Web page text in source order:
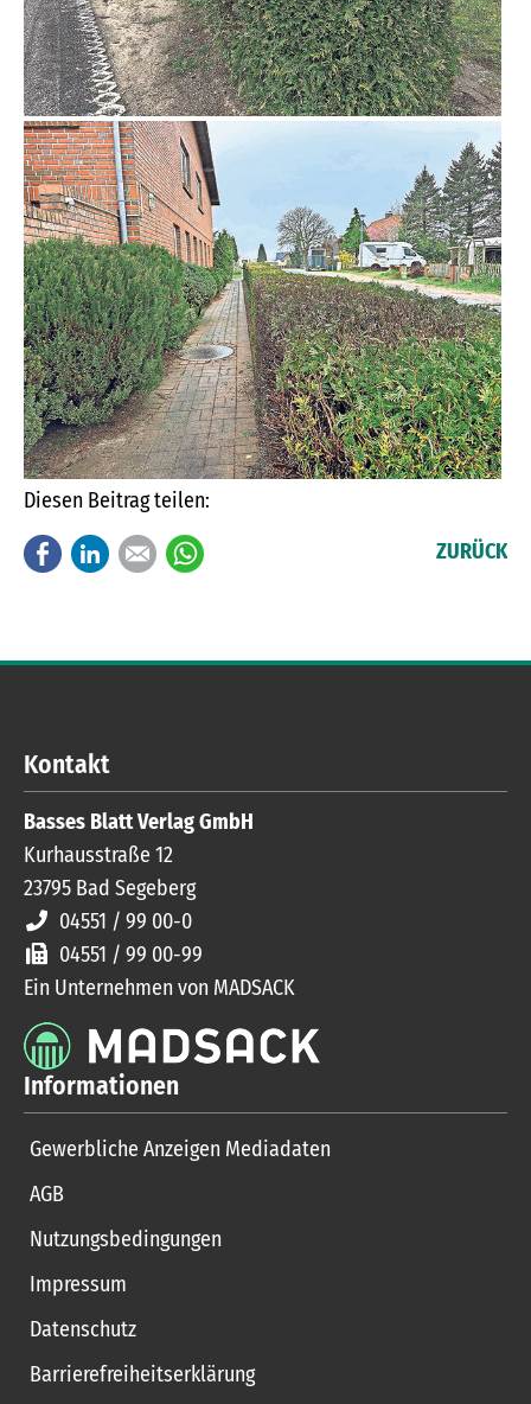
Diesen Beitrag teilen:
FacebookLinkedInE-mail ZURÜCK
Kontakt
Basses Blatt Verlag GmbH
Kurhausstraße 12
23795 Bad Segeberg
04551 / 99 00-0
04551 / 99 00-99
Ein Unternehmen von MADSACK
Informationen
Gewerbliche Anzeigen Mediadaten
AGB
Nutzungsbedingungen
Impressum
Datenschutz
Barrierefreiheitserklärung